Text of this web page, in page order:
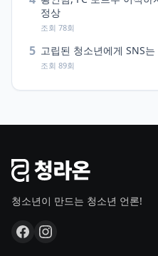
정상
조회 78회
5 고립된 청소년에게 SNS
조회 89회
청소년이 만드는 청소년 언론!